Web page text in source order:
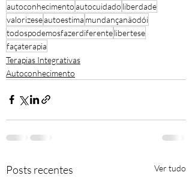
autoconhecimentoautocuidado liberdade
valorizeseautoestima mundançanãodói
todospodemosfazerdiferentelibertese
façaterapia
Terapias Integrativas
Autoconhecimento
Posts recentes Ver tudo